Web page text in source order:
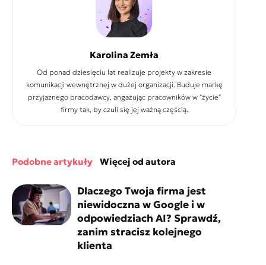
Karolina Zemła
Od ponad dziesięciu lat realizuje projekty w zakresie
komunikacji wewnętrznej w dużej organizacji. Buduje markę
przyjaznego pracodawcy, angażując pracowników w "życie"
firmy tak, by czuli się jej ważną częścią.
podobne artykuły więcej od autora
Dlaczego Twoja firma jest
niewidoczna w Google i w
odpowiedziach AI? Sprawdź,
zanim stracisz kolejnego
klienta